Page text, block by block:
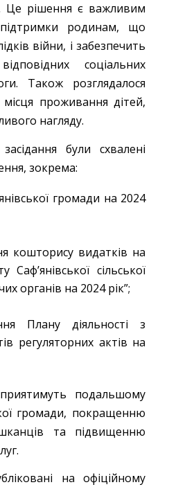
Це рішення є важливим
родинам, що
війни, і забезпечить
соціальних
Також розглядалося
проживання дітей,
нагляду.
були схвалені
зокрема:
громади на 2024
кошторису видатків на
сільської
органів на 2024 рік”;
Плану діяльності з
регуляторних актів на
подальшому
громади, покращенню
та підвищенню
на офіційному